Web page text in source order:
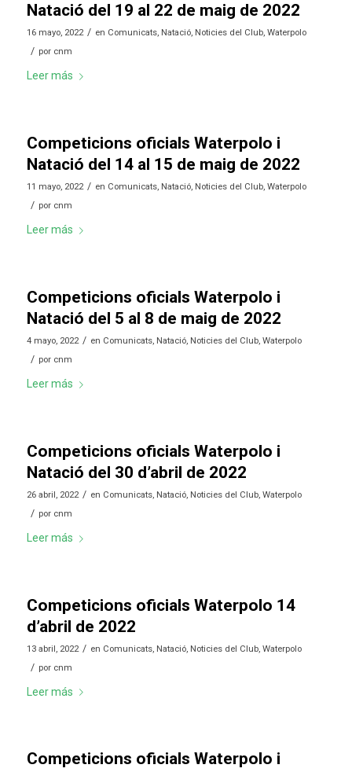
Natació del 19 al 22 de maig de 2022
16 mayo, 2022 / en Comunicats, Natació, Noticies del Club, Waterpolo
/ por cnm
Leer más
Competicions oficials Waterpolo i
Natació del 14 al 15 de maig de 2022
11 mayo, 2022 / en Comunicats, Natació, Noticies del Club, Waterpolo
/ por cnm
Leer más
Competicions oficials Waterpolo i
Natació del 5 al 8 de maig de 2022
4 mayo, 2022 / en Comunicats, Natació, Noticies del Club, Waterpolo
/ por cnm
Leer más
Competicions oficials Waterpolo i
Natació del 30 d’abril de 2022
26 abril, 2022 / en Comunicats, Natació, Noticies del Club, Waterpolo
/ por cnm
Leer más
Competicions oficials Waterpolo 14
d’abril de 2022
13 abril, 2022 / en Comunicats, Natació, Noticies del Club, Waterpolo
/ por cnm
Leer más
Competicions oficials Waterpolo i